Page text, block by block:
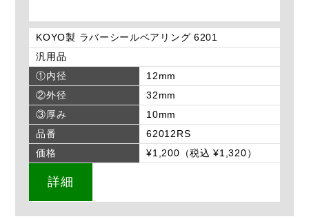
KOYO製 ラバーシールベアリング 6201
汎用品
①内径
12mm
②外径
32mm
③厚み
10mm
品番
62012RS
価格
¥1,200（税込 ¥1,320）
詳細